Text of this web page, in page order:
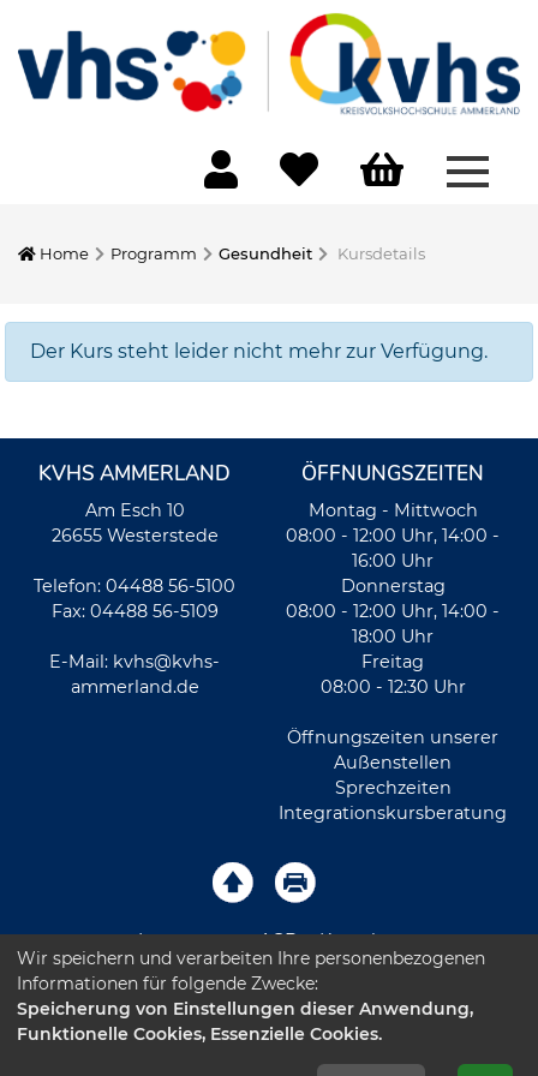
Home Programm Gesundheit Kursdetails
Der Kurs steht leider nicht mehr zur Verfügung.
KVHS AMMERLAND
Am Esch 10
26655 Westerstede
Telefon: 04488 56-5100
Fax: 04488 56-5109
E-Mail: kvhs@kvhs-
ammerland.de
ÖFFNUNGSZEITEN
Montag - Mittwoch
08:00 - 12:00 Uhr, 14:00 -
16:00 Uhr
Donnerstag
08:00 - 12:00 Uhr, 14:00 -
18:00 Uhr
Freitag
08:00 - 12:30 Uhr
Öffnungszeiten unserer
Außenstellen
Sprechzeiten
Integrationskursberatung
Impressum AGB Kontakt
Sitemap Datenschutz Leichte Sprache
Barrierefreiheitserklärung
Wir speichern und verarbeiten Ihre personenbezogenen
Informationen für folgende Zwecke:
Speicherung von Einstellungen dieser Anwendung,
Funktionelle Cookies, Essenzielle Cookies.